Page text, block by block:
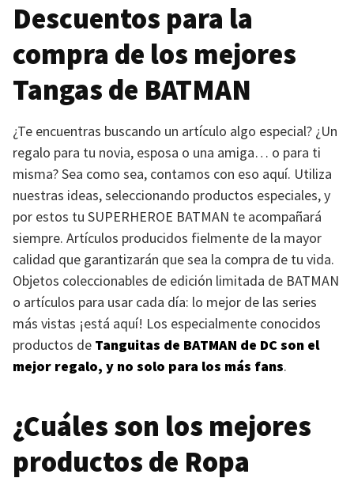
Descuentos para la
compra de los mejores
Tangas de BATMAN
¿Te encuentras buscando un artículo algo especial? ¿Un
regalo para tu novia, esposa o una amiga… o para ti
misma? Sea como sea, contamos con eso aquí. Utiliza
nuestras ideas, seleccionando productos especiales, y
por estos tu SUPERHEROE BATMAN te acompañará
siempre. Artículos producidos fielmente de la mayor
calidad que garantizarán que sea la compra de tu vida.
Objetos coleccionables de edición limitada de BATMAN
o artículos para usar cada día: lo mejor de las series
más vistas ¡está aquí! Los especialmente conocidos
productos de Tanguitas de BATMAN de DC son el
mejor regalo, y no solo para los más fans.
¿Cuáles son los mejores
productos de Ropa